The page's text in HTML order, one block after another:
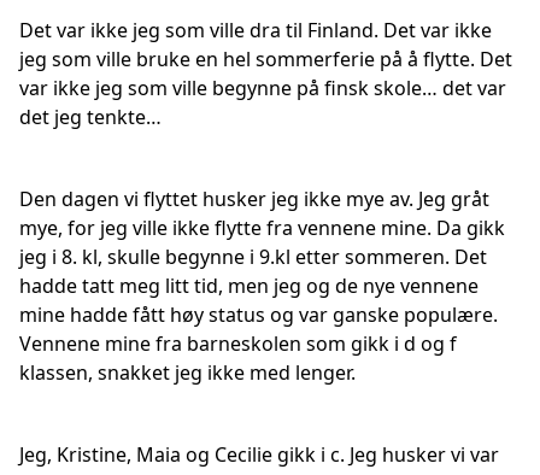
Det var ikke jeg som ville dra til Finland. Det var ikke
jeg som ville bruke en hel sommerferie på å flytte. Det
var ikke jeg som ville begynne på finsk skole… det var
det jeg tenkte…
Den dagen vi flyttet husker jeg ikke mye av. Jeg gråt
mye, for jeg ville ikke flytte fra vennene mine. Da gikk
jeg i 8. kl, skulle begynne i 9.kl etter sommeren. Det
hadde tatt meg litt tid, men jeg og de nye vennene
mine hadde fått høy status og var ganske populære.
Vennene mine fra barneskolen som gikk i d og f
klassen, snakket jeg ikke med lenger.
Jeg, Kristine, Maia og Cecilie gikk i c. Jeg husker vi var